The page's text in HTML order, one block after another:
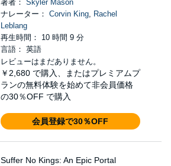
著者： Skyler Mason
ナレーター： Corvin King, Rachel
Leblang
再生時間： 10 時間 9 分
言語： 英語
レビューはまだありません。
￥2,680 で購入、またはプレミアムプ
ランの無料体験を始めて非会員価格
の30％OFF で購入
会員登録で30％OFF
Suffer No Kings: An Epic Portal